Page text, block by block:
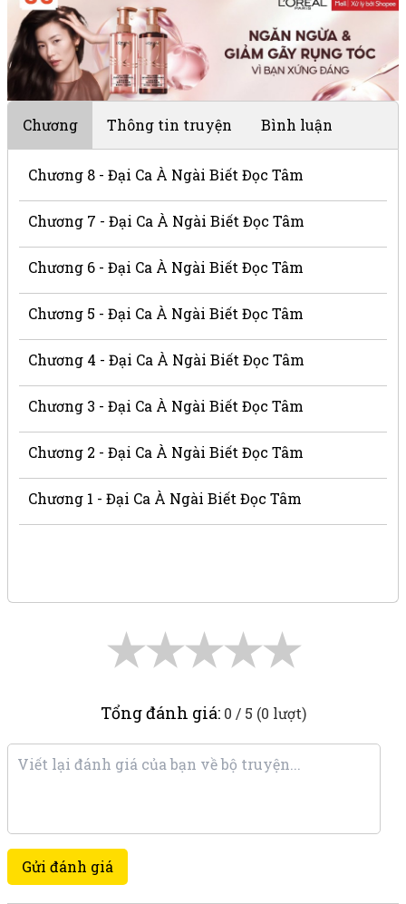
Chương Thông tin truyện Bình luận
Chương 8 - Đại Ca À Ngài Biết Đọc Tâm
Chương 7 - Đại Ca À Ngài Biết Đọc Tâm
Chương 6 - Đại Ca À Ngài Biết Đọc Tâm
Chương 5 - Đại Ca À Ngài Biết Đọc Tâm
Chương 4 - Đại Ca À Ngài Biết Đọc Tâm
Chương 3 - Đại Ca À Ngài Biết Đọc Tâm
Chương 2 - Đại Ca À Ngài Biết Đọc Tâm
Chương 1 - Đại Ca À Ngài Biết Đọc Tâm
★
★
★
★
★
Tổng đánh giá: 0 / 5 (0 lượt)
Gửi đánh giá